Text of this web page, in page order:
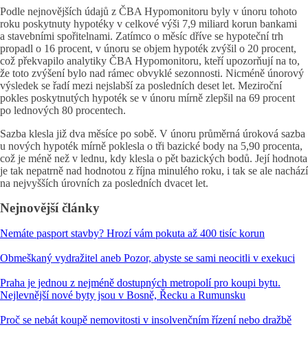
Podle nejnovějších údajů z ČBA Hypomonitoru byly v únoru tohoto
roku poskytnuty hypotéky v celkové výši 7,9 miliard korun bankami
a stavebními spořitelnami. Zatímco o měsíc dříve se hypoteční trh
propadl o 16 procent, v únoru se objem hypoték zvýšil o 20 procent,
což překvapilo analytiky ČBA Hypomonitoru, kteří upozorňují na to,
že toto zvýšení bylo nad rámec obvyklé sezonnosti. Nicméně únorový
výsledek se řadí mezi nejslabší za posledních deset let. Meziroční
pokles poskytnutých hypoték se v únoru mírně zlepšil na 69 procent
po lednových 80 procentech.
Sazba klesla již dva měsíce po sobě. V únoru průměrná úroková sazba
u nových hypoték mírně poklesla o tři bazické body na 5,90 procenta,
což je méně než v lednu, kdy klesla o pět bazických bodů. Její hodnota
je tak nepatrně nad hodnotou z října minulého roku, i tak se ale nachází
na nejvyšších úrovních za posledních dvacet let.
Nejnovější články
Nemáte pasport stavby? Hrozí vám pokuta až 400 tisíc korun
Obmeškaný vydražitel aneb Pozor, abyste se sami neocitli v exekuci
Praha je jednou z nejméně dostupných metropolí pro koupi bytu.
Nejlevnější nové byty jsou v Bosně, Řecku a Rumunsku
Proč se nebát koupě nemovitosti v insolvenčním řízení nebo dražbě